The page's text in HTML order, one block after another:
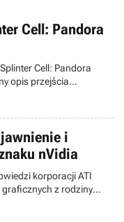
Cell: Pandora
Cell: Pandora
opis przejścia
pokazujący jak
kogokolwiek.
i
nVidia
korporacji ATI
z rodziny
Dziś przedstawiono
procesory o